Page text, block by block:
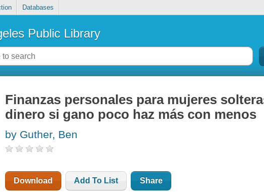
Databases
Public Library
Finanzas personales para mujeres
dinero si gano poco haz más con menos
by Guther, Ben
Download Add To List Share